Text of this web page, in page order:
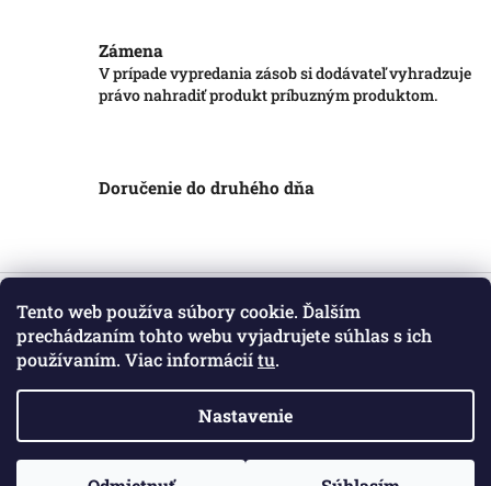
Tento web používa súbory cookie. Ďalším
prechádzaním tohto webu vyjadrujete súhlas s ich
používaním. Viac informáciítu.
Nastavenie
Zámena
V prípade vypredania zásob si dodávateľ vyhradzuje
právo nahradiť produkt príbuzným produktom.
Doručenie do druhého dňa
Z
Informácie pre vás
Obchodné podmienky
Copyright 2026 . Všetky práva vyhradené.